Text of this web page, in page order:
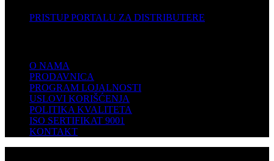
PRISTUP PORTALU ZA DISTRIBUTERE
O NAMA
PRODAVNICA
PROGRAM LOJALNOSTI
USLOVI KORIŠĆENJA
POLITIKA KVALITETA
ISO SERTIFIKAT 9001
KONTAKT